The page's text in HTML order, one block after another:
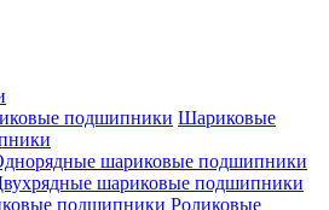
Шариковые
шариковые подшипники
шариковые подшипники
Роликовые